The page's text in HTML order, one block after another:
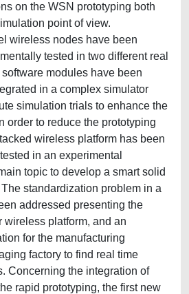
on the WSN prototyping both
point of view.
wireless nodes have been
tested in two different real
modules have been
in a complex simulator
simulation trials to enhance the
order to reduce the prototyping
wireless platform has been
in an experimental
topic to develop a smart solid
standardization problem in a
addressed presenting the
wireless platform, and an
for the manufacturing
factory to find real time
Concerning the integration of
rapid prototyping, the first new